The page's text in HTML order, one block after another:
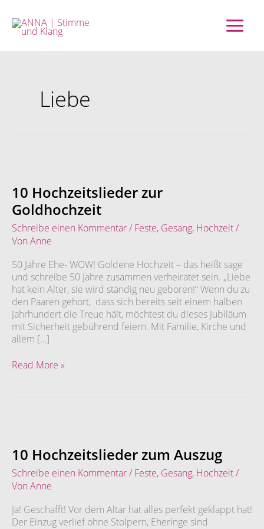
Inhalt
springen
Liebe
10 Hochzeitslieder zur
Goldhochzeit
Schreibe einen Kommentar/ Feste, Gesang, Hochzeit/
Von Anne
50 Jahre Ehe- WOW! Goldene Hochzeit – das heißt sage
und schreibe 50 Jahre zusammen verheiratet sein. „Liebe
hat kein Alter, sie wird ständig neu geboren!“ Wenn du zu
den Paaren gehört, dass sich bereits seit einem halben
Jahrhundert die Treue hält, möchtest du dieses Jubiläum
mit Sicherheit gebührend feiern. Mit Familie, Kirche und
allem […]
zur
Goldhochzeit
Read More »
10 Hochzeitslieder zum Auszug
Schreibe einen Kommentar/ Feste, Gesang, Hochzeit/
Von Anne
Ja! Geschafft! Vor dem Altar hat alles perfekt geklappt hat!
Der Einzug verlief ohne Stolpern, Eheringe sind
zum
Auszug